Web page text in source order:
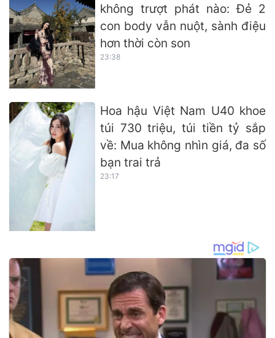
không trượt phát nào: Đẻ 2
con body vẫn nuột, sành điệu
hơn thời còn son
23:38
Hoa hậu Việt Nam U40 khoe
túi 730 triệu, túi tiền tỷ sắp
về: Mua không nhìn giá, đa số
bạn trai trả
23:17